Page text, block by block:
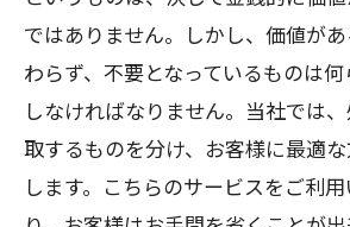
ではありません。しかし、価値が
わらず、不要となっているものは
しなければなりません。当社では
取するものを分け、お客様に最適
します。こちらのサービスをご利